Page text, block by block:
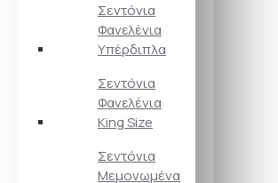
Σεντόνια
Φανελένια
Υπέρδιπλα
Σεντόνια
Φανελένια
King Size
Σεντόνια
Μεμονωμένα